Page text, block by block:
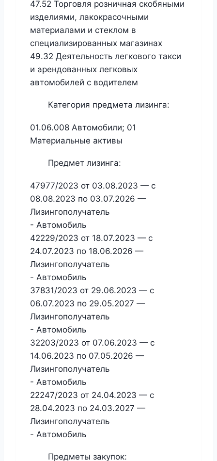
47.52 Торговля розничная скобяными
изделиями, лакокрасочными
материалами и стеклом в
специализированных магазинах
49.32 Деятельность легкового такси
и арендованных легковых
автомобилей с водителем
Категория предмета лизинга:
01.06.008 Автомобили; 01
Материальные активы
Предмет лизинга:
47977/2023 от 03.08.2023 — с
08.08.2023 по 03.07.2026 —
Лизингополучатель
- Автомобиль
42229/2023 от 18.07.2023 — с
24.07.2023 по 18.06.2026 —
Лизингополучатель
- Автомобиль
37831/2023 от 29.06.2023 — с
06.07.2023 по 29.05.2027 —
Лизингополучатель
- Автомобиль
32203/2023 от 07.06.2023 — с
14.06.2023 по 07.05.2026 —
Лизингополучатель
- Автомобиль
22247/2023 от 24.04.2023 — с
28.04.2023 по 24.03.2027 —
Лизингополучатель
- Автомобиль
Предметы закупок: